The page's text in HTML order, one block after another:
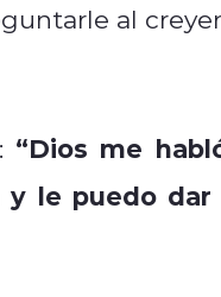
al
“Dios me
le puedo